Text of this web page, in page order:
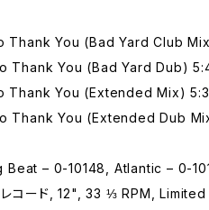
Thank You (Bad Yard Club
Thank You (Bad Yard Dub)
Thank You (Extended Mix)
Thank You (Extended Dub
Beat – 0-10148, Atlantic – 0-
: レコード, 12", 33 ⅓ RPM,